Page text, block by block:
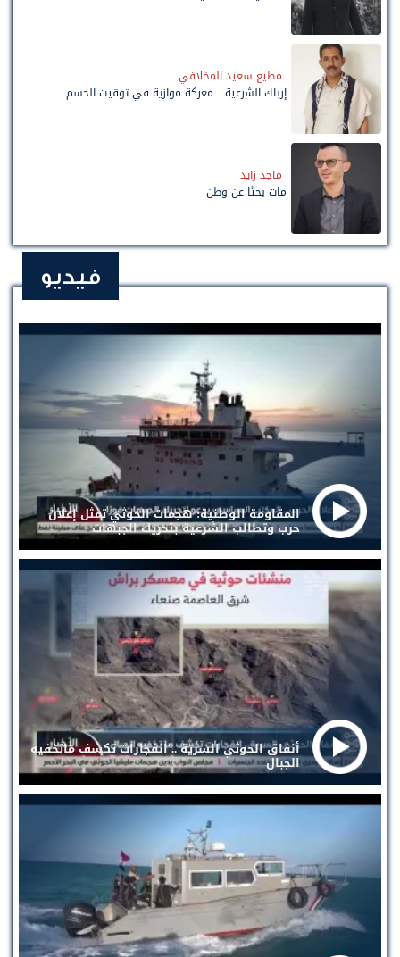
مطيع سعيد المخلافي
إرباك الشرعية... معركة موازية في توقيت الحسم
ماجد زايد
مات بحثًا عن وطن
فيديو
المقاومة الوطنية: هجمات الحوثي تمثل إعلان
حرب وتطالب الشرعية بتحريك الجبهات
أنفاق الحوثي السرية .. انفجارات تكشف ماتخفيه
الجبال